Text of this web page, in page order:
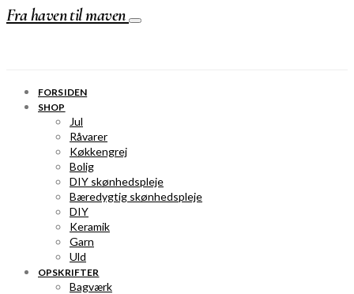
Fra haven til maven
FORSIDEN
SHOP
Jul
Råvarer
Køkkengrej
Bolig
DIY skønhedspleje
Bæredygtig skønhedspleje
DIY
Keramik
Garn
Uld
OPSKRIFTER
Bagværk